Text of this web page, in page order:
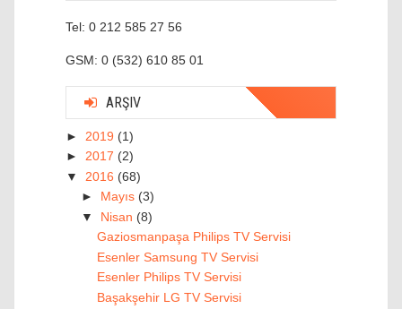
Tel: 0 212 585 27 56
GSM: 0 (532) 610 85 01
ARŞIV
► 2019 (1)
► 2017 (2)
▼ 2016 (68)
► Mayıs (3)
▼ Nisan (8)
Gaziosmanpaşa Philips TV Servisi
Esenler Samsung TV Servisi
Esenler Philips TV Servisi
Başakşehir LG TV Servisi